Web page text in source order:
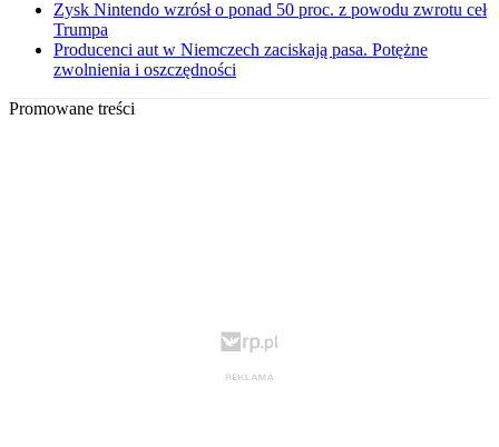
Zysk Nintendo wzrósł o ponad 50 proc. z powodu zwrotu ceł
Trumpa
Producenci aut w Niemczech zaciskają pasa. Potężne
zwolnienia i oszczędności
Promowane treści